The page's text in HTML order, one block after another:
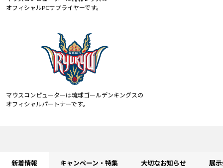
オフィシャルPCサプライヤーです。
マウスコンピューターは琉球ゴールデンキングスの
オフィシャルパートナーです。
新着情報 キャンペーン・特集 大切なお知らせ 展